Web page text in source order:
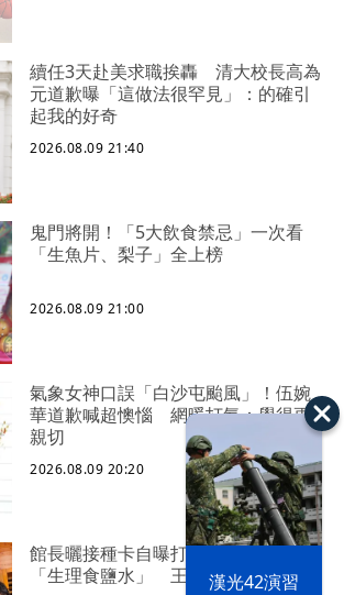
漢光42演習
續任3天赴美求職挨轟 清大校長高為
元道歉曝「這做法很罕見」：的確引
起我的好奇
2026.08.09 21:40
鬼門將開！「5大飲食禁忌」一次看
「生魚片、梨子」全上榜
2026.08.09 21:00
氣象女神口誤「白沙屯颱風」！伍婉
華道歉喊超懊惱 網暖打氣：覺得更
親切
2026.08.09 20:20
館長曬接種卡自曝打3劑高端、影射
「生理食鹽水」 王浩宇喊檢舉